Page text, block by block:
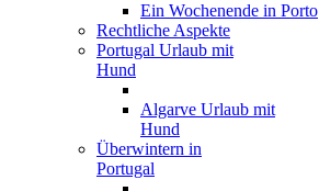
Ein Wochenende in Porto
Rechtliche Aspekte
Portugal Urlaub mit
Hund
Algarve Urlaub mit
Hund
Überwintern in
Portugal